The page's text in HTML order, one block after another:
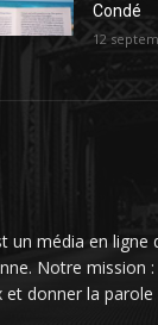
Condé
12
un média en ligne
Notre mission
et donner la parole